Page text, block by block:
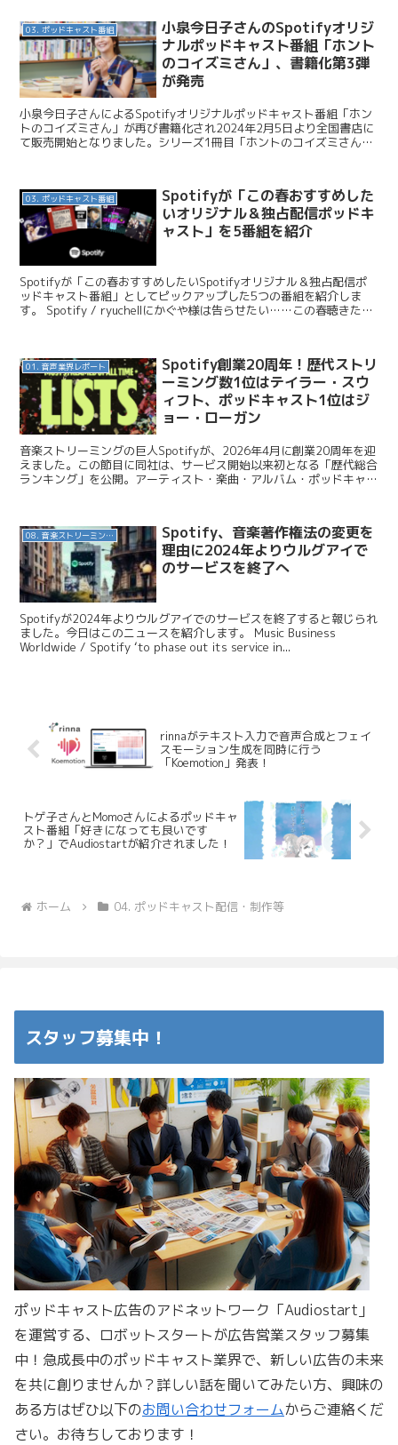
03. ポッドキャスト番組
小泉今日子さんのSpotifyオリジ
ナルポッドキャスト番組「ホント
のコイズミさん」、書籍化第3弾
が発売
小泉今日子さんによるSpotifyオリジナルポッドキャスト番組「ホン
トのコイズミさん」が再び書籍化され2024年2月5日より全国書店に
て販売開始となりました。シリーズ1冊目「ホントのコイズミさん
03. ポッドキャスト番組
Spotifyが「この春おすすめした
いオリジナル＆独占配信ポッドキ
ャスト」を5番組を紹介
Spotifyが「この春おすすめしたいSpotifyオリジナル＆独占配信ポ
ッドキャスト番組」としてピックアップした5つの番組を紹介しま
す。 Spotify / ryuchellにかぐや様は告らせたい……この春聴きたい
01. 音声業界レポート
Spotify創業20周年！歴代ストリ
ーミング数1位はテイラー・スウ
ィフト、ポッドキャスト1位はジ
ョー・ローガン
音楽ストリーミングの巨人Spotifyが、2026年4月に創業20周年を迎
えました。この節目に同社は、サービス開始以来初となる「歴代総合
ランキング」を公開。アーティスト・楽曲・アルバム・ポッドキャス
08. 音楽ストリーミングサービス
Spotify、音楽著作権法の変更を
理由に2024年よりウルグアイで
のサービスを終了へ
Spotifyが2024年よりウルグアイでのサービスを終了すると報じられ
ました。今日はこのニュースを紹介します。 Music Business
Worldwide / Spotify ‘to phase out its service in...
rinnaがテキスト入力で音声合成とフェイ
スモーション生成を同時に行う
「Koemotion」発表！
トゲ子さんとMomoさんによるポッドキャ
スト番組「好きになっても良いです
か？」でAudiostartが紹介されました！
ホーム 04. ポッドキャスト配信・制作等
スタッフ募集中！
ポッドキャスト広告のアドネットワーク「Audiostart」
を運営する、ロボットスタートが広告営業スタッフ募集
中！急成長中のポッドキャスト業界で、新しい広告の未来
を共に創りませんか？詳しい話を聞いてみたい方、興味の
ある方はぜひ以下のお問い合わせフォームからご連絡くだ
さい。お待ちしております！